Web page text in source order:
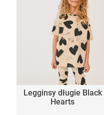
Legginsy długie Black
Hearts